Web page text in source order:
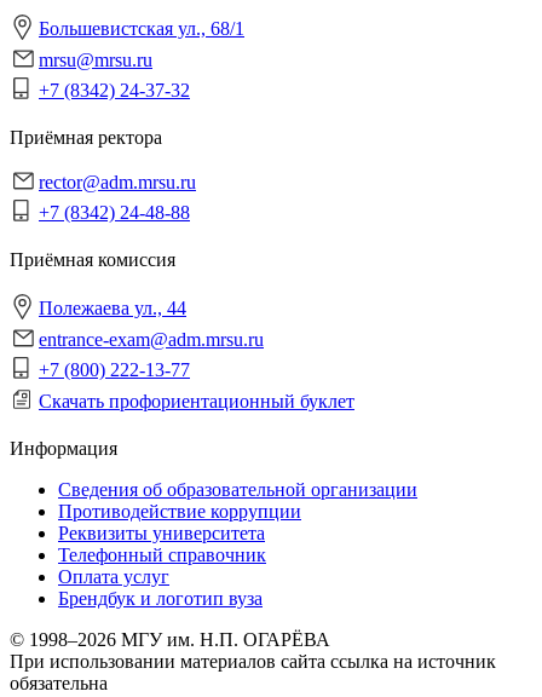
Большевистская ул., 68/1
mrsu@mrsu.ru
+7 (8342) 24-37-32
Приёмная ректора
rector@adm.mrsu.ru
+7 (8342) 24-48-88
Приёмная комиссия
Полежаева ул., 44
entrance-exam@adm.mrsu.ru
+7 (800) 222-13-77
Скачать профориентационный буклет
Информация
Сведения об образовательной организации
Противодействие коррупции
Реквизиты университета
Телефонный справочник
Оплата услуг
Брендбук и логотип вуза
© 1998–2026 МГУ им. Н.П. ОГАРЁВА
При использовании материалов сайта ссылка на источник
обязательна